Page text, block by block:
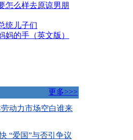
怎么样去原谅男朋
统儿子们
妈的手（英文版）
更多>>>
动力市场空白谁来
“爱国”与否引争议